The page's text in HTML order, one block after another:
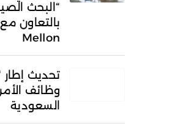
“البحث
Mellon
تحديث
وظائف
السعودية